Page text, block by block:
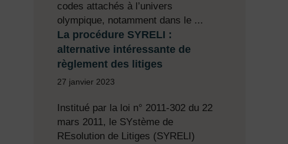
codes attachés à l’univers
olympique, notamment dans le ...
La procédure SYRELI :
alternative intéressante de
règlement des litiges
27 janvier 2023
Institué par la loi n° 2011-302 du 22
mars 2011, le SYstème de
REsolution de Litiges (SYRELI)